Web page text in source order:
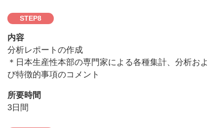
STEP8
内容
分析レポートの作成
＊日本生産性本部の専門家による各種集計、分析およ
び特徴的事項のコメント
所要時間
3日間